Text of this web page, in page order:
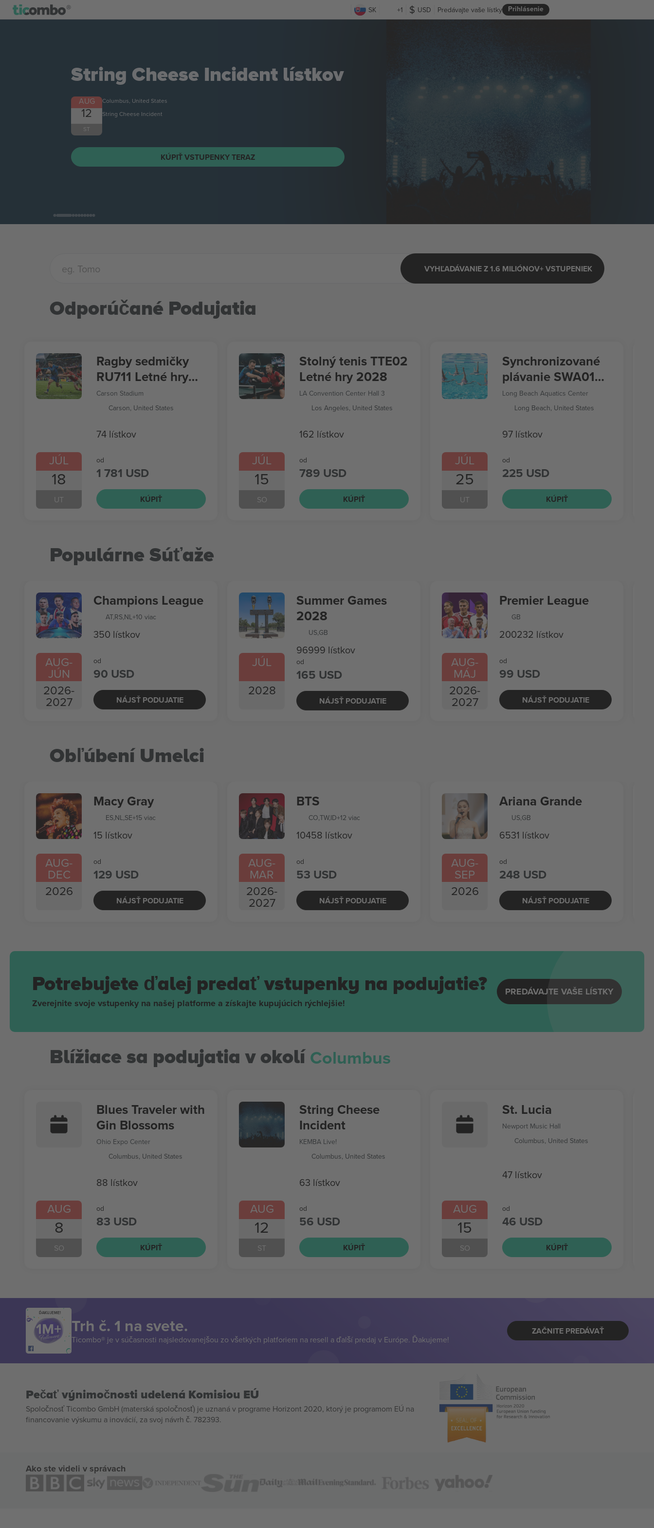
SK +1 USD Prihlásenie
Predávajte vaše lístky
String Cheese Incident lístkov
AUG
12
ST
Columbus, United States
String Cheese Incident
KÚPIŤ VSTUPENKY TERAZ
VYHĽADÁVANIE Z 1.6 MILIÓNOV+ VSTUPENIEK
Odporúčané Podujatia
JÚL
18
UT
Ragby sedmičky
RU711 Letné hry
2028
Carson Stadium
Carson, United States
74 lístkov
od
1 781 USD
KÚPIŤ
JÚL
15
SO
Stolný tenis TTE02
Letné hry 2028
LA Convention Center Hall 3
Los Angeles, United States
162 lístkov
od
789 USD
KÚPIŤ
JÚL
25
UT
Synchronizované
plávanie SWA01
Letné hry 2028
Long Beach Aquatics Center
Long Beach, United States
97 lístkov
od
225 USD
KÚPIŤ
Populárne Súťaže
AUG-
JÚN
2026-
2027
Champions League
AT,RS,NL+10 viac
350 lístkov
od
90 USD
NÁJSŤ PODUJATIE
JÚL
2028
Summer Games
2028
US,GB
96999 lístkov
od
165 USD
NÁJSŤ PODUJATIE
AUG-
MÁJ
2026-
2027
Premier League
GB
200232 lístkov
od
99 USD
NÁJSŤ PODUJATIE
Obľúbení Umelci
AUG-
DEC
2026
Macy Gray
ES,NL,SE+15 viac
15 lístkov
od
129 USD
NÁJSŤ PODUJATIE
AUG-
MAR
2026-
2027
BTS
CO,TW,ID+12 viac
10458 lístkov
od
53 USD
NÁJSŤ PODUJATIE
AUG-
SEP
2026
Ariana Grande
US,GB
6531 lístkov
od
248 USD
NÁJSŤ PODUJATIE
Potrebujete ďalej predať vstupenky na podujatie?
Zverejnite svoje vstupenky na našej platforme a získajte kupujúcich rýchlejšie!
PREDÁVAJTE VAŠE LÍSTKY
Blížiace sa podujatia v okolí Columbus
AUG
8
SO
Blues Traveler with
Gin Blossoms
Ohio Expo Center
Columbus, United States
88 lístkov
od
83 USD
KÚPIŤ
AUG
12
ST
String Cheese
Incident
KEMBA Live!
Columbus, United States
63 lístkov
od
56 USD
KÚPIŤ
AUG
15
SO
St. Lucia
Newport Music Hall
Columbus, United States
47 lístkov
od
46 USD
KÚPIŤ
ĎAKUJEME!
Trh č. 1 na svete.
Ticombo® je v súčasnosti najsledovanejšou zo všetkých platforiem na resell a ďalší predaj v Európe. Ďakujeme!
ZAČNITE PREDÁVAŤ
Pečať výnimočnosti udelená Komisiou EÚ
Spoločnosť Ticombo GmbH (materská spoločnosť) je uznaná v programe Horizont 2020, ktorý je programom EÚ na
financovanie výskumu a inovácií, za svoj návrh č. 782393.
Ako ste videli v správach